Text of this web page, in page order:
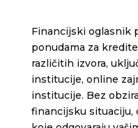
Financijski oglasnik
ponudama za
različitih izvora,
institucije, online
institucije. Bez
financijsku situaciju,